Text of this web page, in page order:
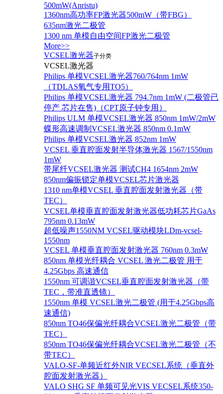
500mW(Anristu)
1360nm高功率FP激光器500mW（带FBG）
635nm激光二极管
1300 nm 单模自由空间FP激光二极管
More>>
VCSEL激光器子分类
VCSEL激光器
Philips 单模VCSEL激光器760/764nm 1mW
（TDLAS氧气专用TO5）
Philips 单模VCSEL激光器 794.7nm 1mW (二极管已
停产 芯片在售)（CPT原子钟专用）
Philips ULM 单模VCSEL激光器 850nm 1mW/2mW
蝶形高速调制VCSEL激光器 850nm 0.1mW
Philips 单模VCSEL激光器 852nm 1mW
VCSEL 垂直腔面发射半导体激光器 1567/1550nm
1mW
带尾纤VCSEL激光器 测试CH4 1654nm 2mW
850nm偏振锁定单模VCSEL芯片激光器
1310 nm单模VCSEL 垂直腔面发射激光器（带
TEC）
VCSEL单模垂直腔面发射激光器低功耗芯片GaAs
795nm 0.13mW
超低噪声1550NM VCSEL驱动模块LDm-vcsel-
1550nm
VCSEL 单模垂直腔面发射激光器 760nm 0.3mW
850nm 单模光纤耦合 VCSEL 激光二极管 用于
4.25Gbps 高速通信
1550nm 可调谐VCSEL垂直腔面发射激光器（带
TEC，带准直透镜）
1550nm 单模 VCSEL激光二极管 (用于4.25Gbps高
速通信)
850nm TO46保偏光纤耦合VCSEL激光二极管（带
TEC）
850nm TO46保偏光纤耦合VCSEL激光二极管（不
带TEC）
VALO-SF-单频近红外NIR VECSEL系统（垂直外
腔面发射激光器）
VALO SHG SF 单频可见光VIS VECSEL系统350-